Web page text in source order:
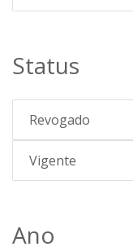
Status
Revogado
Vigente
Ano